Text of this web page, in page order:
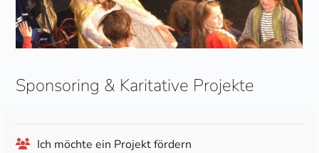
Sponsoring & Karitative Projekte
Ich möchte ein Projekt fördern